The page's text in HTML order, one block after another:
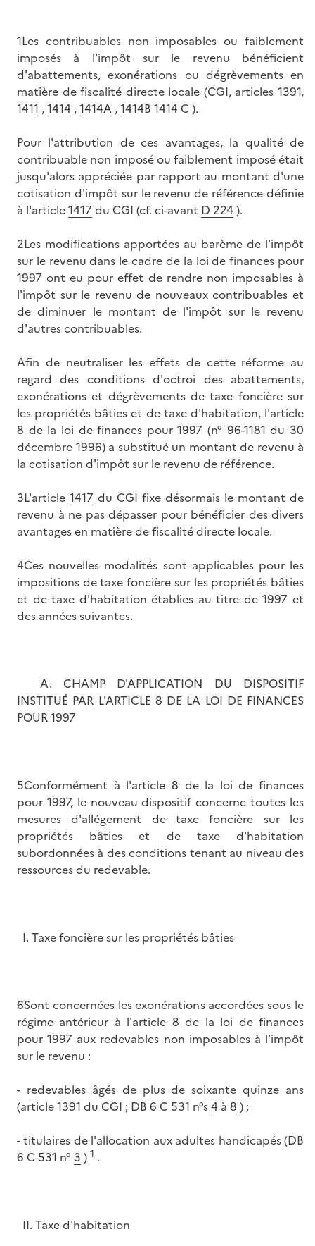
1Les contribuables non imposables ou faiblement
imposés à l'impôt sur le revenu bénéficient
d'abattements, exonérations ou dégrèvements en
matière de fiscalité directe locale (CGI, articles 1391,
1411 ,1414 ,1414A ,1414B 1414 C).
Pour l'attribution de ces avantages, la qualité de
contribuable non imposé ou faiblement imposé était
jusqu'alors appréciée par rapport au montant d'une
cotisation d'impôt sur le revenu de référence définie
à l'article1417 du CGI (cf. ci-avant D 224 ).
2Les modifications apportées au barème de l'impôt
sur le revenu dans le cadre de la loi de finances pour
1997 ont eu pour effet de rendre non imposables à
l'impôt sur le revenu de nouveaux contribuables et
de diminuer le montant de l'impôt sur le revenu
d'autres contribuables.
Afin de neutraliser les effets de cette réforme au
regard des conditions d'octroi des abattements,
exonérations et dégrèvements de taxe foncière sur
les propriétés bâties et de taxe d'habitation, l'article
8 de la loi de finances pour 1997 (n° 96-1181 du 30
décembre 1996) a substitué un montant de revenu à
la cotisation d'impôt sur le revenu de référence.
3L'article 1417 du CGI fixe désormais le montant de
revenu à ne pas dépasser pour bénéficier des divers
avantages en matière de fiscalité directe locale.
4Ces nouvelles modalités sont applicables pour les
impositions de taxe foncière sur les propriétés bâties
et de taxe d'habitation établies au titre de 1997 et
des années suivantes.
A. CHAMP D'APPLICATION DU DISPOSITIF
INSTITUÉ PAR L'ARTICLE 8 DE LA LOI DE FINANCES
POUR 1997
5Conformément à l'article 8 de la loi de finances
pour 1997, le nouveau dispositif concerne toutes les
mesures d'allégement de taxe foncière sur les
propriétés bâties et de taxe d'habitation
subordonnées à des conditions tenant au niveau des
ressources du redevable.
I. Taxe foncière sur les propriétés bâties
6Sont concernées les exonérations accordées sous le
régime antérieur à l'article 8 de la loi de finances
pour 1997 aux redevables non imposables à l'impôt
sur le revenu :
- redevables âgés de plus de soixante quinze ans
(article 1391 du CGI ; DB 6 C 531 n°s4 à 8 ) ;
- titulaires de l'allocation aux adultes handicapés (DB
6 C 531 n° 3 ) 1 .
II. Taxe d'habitation